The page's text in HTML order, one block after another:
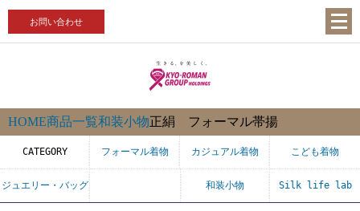
お問い合わせ
HOME商品一覧和装小物正絹 フォーマル帯揚
CATEGORY フォーマル着物 カジュアル着物 こども着物
ジュエリー・バッグ 和装小物 Silk life lab